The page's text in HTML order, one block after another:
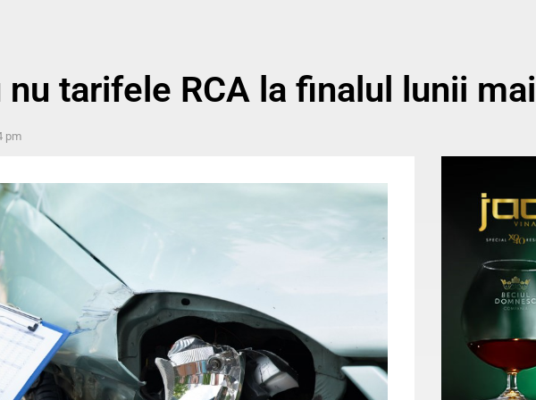
tarifele RCA la finalul lunii
pm